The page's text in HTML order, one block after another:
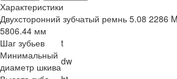
Характеристики
Двухсторонний зубчатый ремнь 5.08 2286
5806.44 мм
Шаг зубьев
t
Минимальный
диаметр шкиваdw